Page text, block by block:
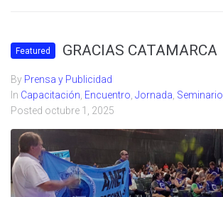
Featured GRACIAS CATAMARCA
By Prensa y Publicidad
In Capacitación, Encuentro, Jornada, Seminario
Posted octubre 1, 2025